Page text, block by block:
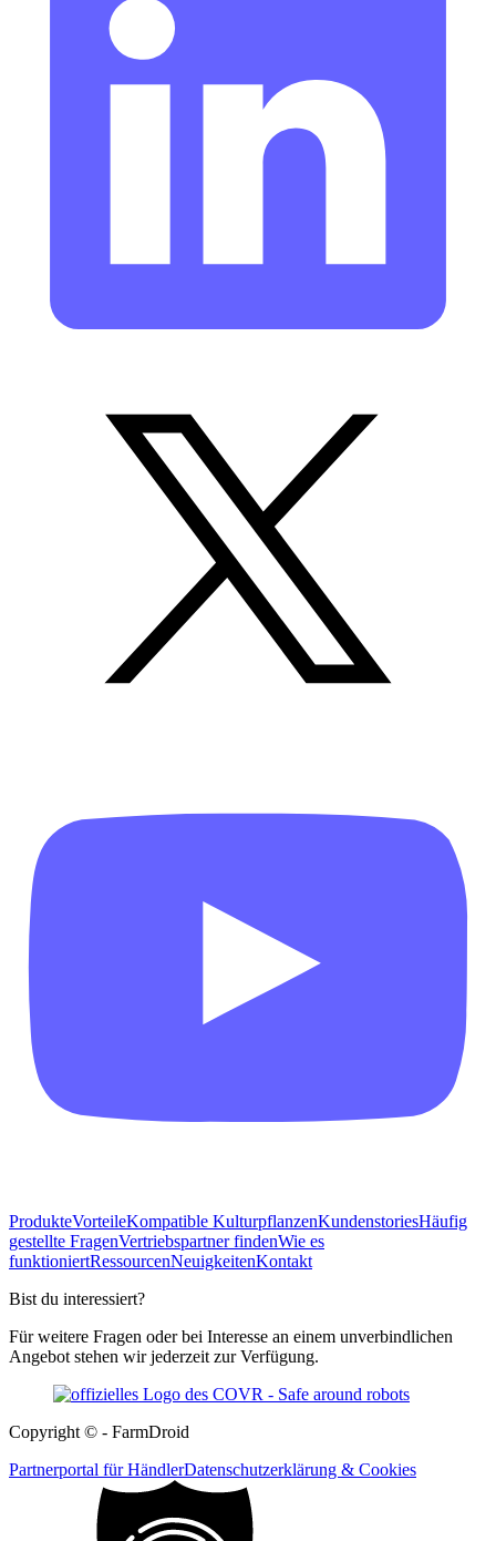
ProdukteVorteileKompatible KulturpflanzenKundenstoriesHäufig
gestellte FragenVertriebspartner findenWie es
funktioniertRessourcenNeuigkeitenKontakt
Bist du interessiert?
Für weitere Fragen oder bei Interesse an einem unverbindlichen
Angebot stehen wir jederzeit zur Verfügung.
Copyright © - FarmDroid
Partnerportal für HändlerDatenschutzerklärung & Cookies